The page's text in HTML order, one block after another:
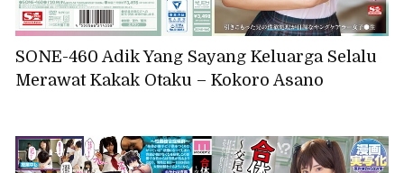
SONE-460 Adik Yang Sayang Keluarga Selalu
Merawat Kakak Otaku – Kokoro Asano